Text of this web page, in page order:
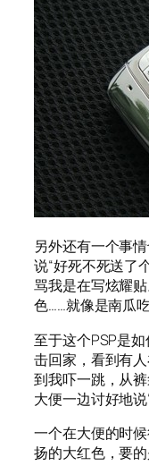
另外还有一个事
说“好死不死送了
骂我是在写炫耀
色……就像是南瓜
至于这个PSP是
击回家，看到有
到我吓一跳，从
大便一边讨好地说
一个在大便的时
扬的大红色，要